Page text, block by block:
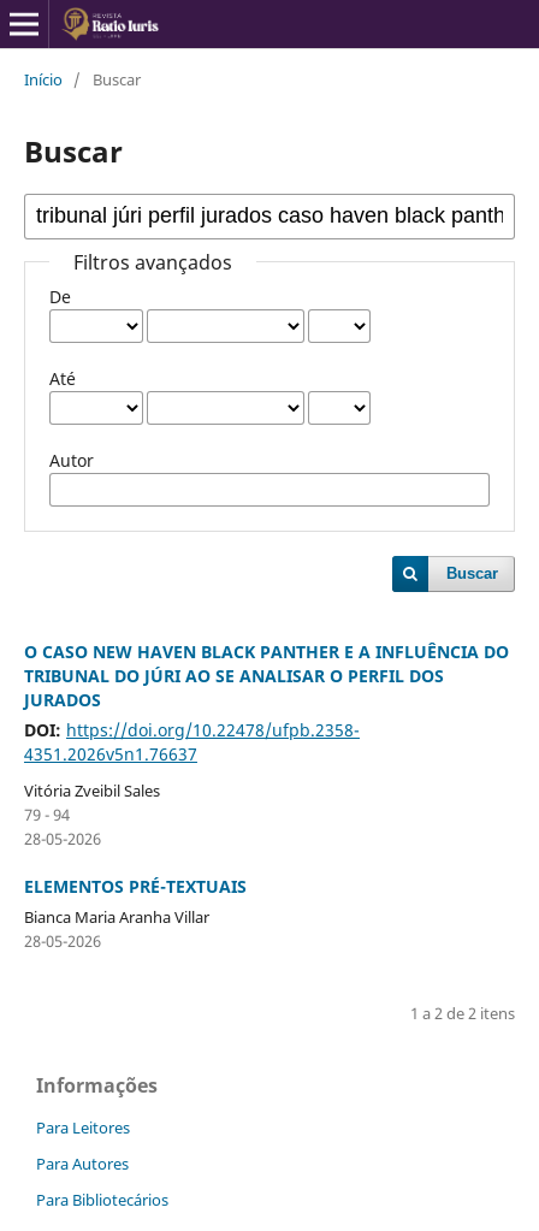
Início / Buscar
Buscar
Filtros avançados
De
Até
Autor
Buscar
O CASO NEW HAVEN BLACK PANTHER E A INFLUÊNCIA DO
TRIBUNAL DO JÚRI AO SE ANALISAR O PERFIL DOS
JURADOS
DOI: https://doi.org/10.22478/ufpb.2358-
4351.2026v5n1.76637
Vitória Zveibil Sales
79 - 94
28-05-2026
ELEMENTOS PRÉ-TEXTUAIS
Bianca Maria Aranha Villar
28-05-2026
1 a 2 de 2 itens
Informações
Para Leitores
Para Autores
Para Bibliotecários